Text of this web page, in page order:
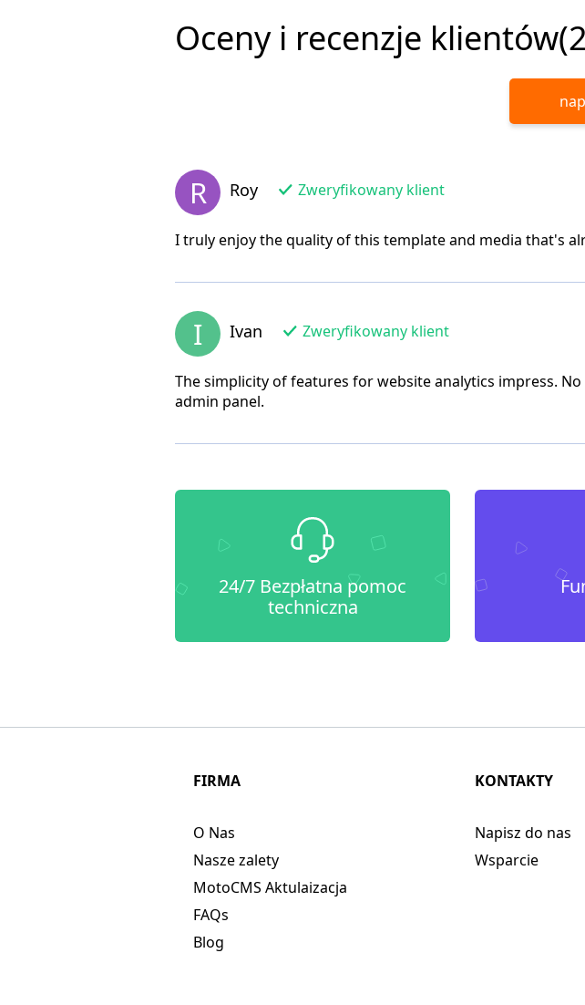
Oceny i recenzje
R Roy Zweryfikowany klient
I truly enjoy the quality of this template and media that's
I Ivan Zweryfikowany klient
The simplicity of features for website analytics impress.
admin panel.
24/7 Bezpłatna pomoc
techniczna
FIRMA
O Nas
Nasze zalety
MotoCMS Aktulaizacja
FAQs
Blog
KONTAKTY
Napisz do nas
Wsparcie